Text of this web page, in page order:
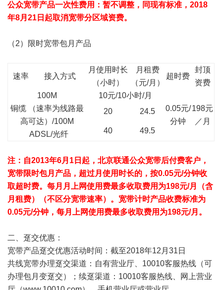
公众宽带产品一次性费用：暂不调整，同现有标准，2018
年8月21日起取消宽带分区域资费。
（2）限时宽带包月产品
速率 接入方式
月使用时长
（小时）
月租费
（元/月）
超时费
封顶
资费
100M
10元/10小时/月
0.05元/
分钟
198元
／月
铜缆 （速率为线路最
高可达）/100M
ADSL/光纤
20 24.5
40 49.5
注：自2013年6月1日起，北京联通公众宽带后付费客户，
宽带限时包月产品，超过月使用时长的，按0.05元/分钟收
取超时费。每月月上网使用费最多收取费用为198元/月（含
月租费）（不区分宽带速率）。宽带计时产品收费标准为
0.05元/分钟，每月上网使用费最多收取费用为198元/月。
二、趸交优惠：
宽带产品趸交优惠活动时间：截至2018年12月31日
共线宽带办理趸交渠道：自有营业厅、10010客服热线（可
办理包月变趸交）；续趸渠道：10010客服热线、网上营业